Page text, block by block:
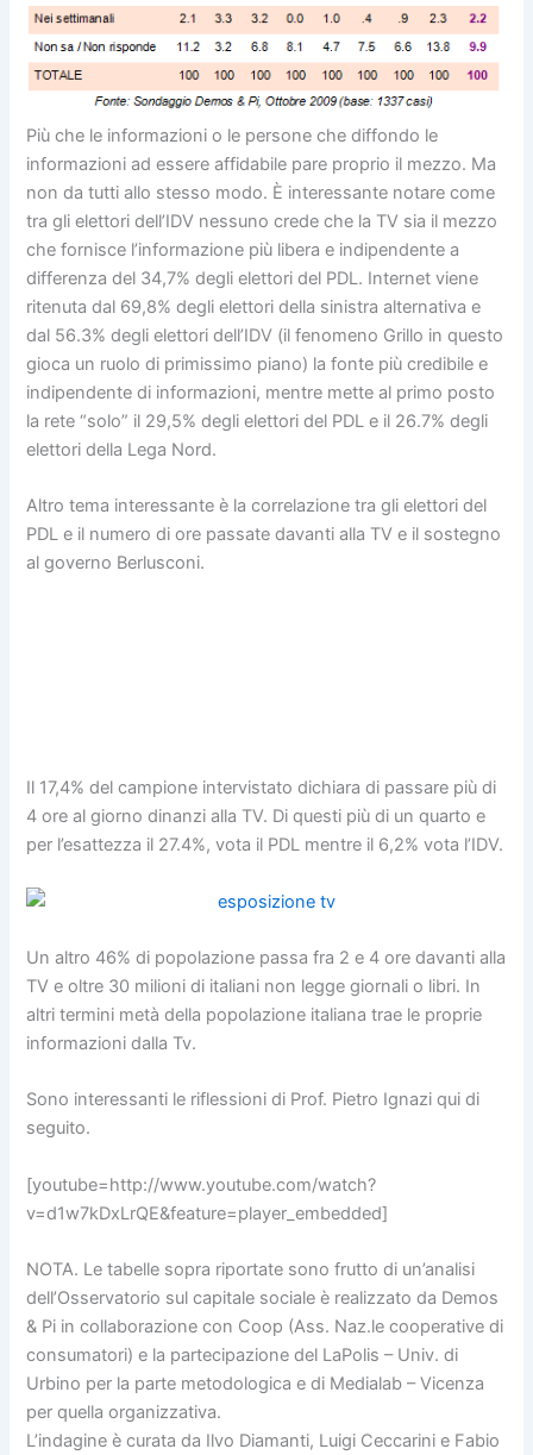
Più che le informazioni o le persone che diffondo le
informazioni ad essere affidabile pare proprio il mezzo. Ma
non da tutti allo stesso modo. È interessante notare come
tra gli elettori dell’IDV nessuno crede che la TV sia il mezzo
che fornisce l’informazione più libera e indipendente a
differenza del 34,7% degli elettori del PDL. Internet viene
ritenuta dal 69,8% degli elettori della sinistra alternativa e
dal 56.3% degli elettori dell’IDV (il fenomeno Grillo in questo
gioca un ruolo di primissimo piano) la fonte più credibile e
indipendente di informazioni, mentre mette al primo posto
la rete “solo” il 29,5% degli elettori del PDL e il 26.7% degli
elettori della Lega Nord.
Altro tema interessante è la correlazione tra gli elettori del
PDL e il numero di ore passate davanti alla TV e il sostegno
al governo Berlusconi.
Il 17,4% del campione intervistato dichiara di passare più di
4 ore al giorno dinanzi alla TV. Di questi più di un quarto e
per l’esattezza il 27.4%, vota il PDL mentre il 6,2% vota l’IDV.
Un altro 46% di popolazione passa fra 2 e 4 ore davanti alla
TV e oltre 30 milioni di italiani non legge giornali o libri. In
altri termini metà della popolazione italiana trae le proprie
informazioni dalla Tv.
Sono interessanti le riflessioni di Prof. Pietro Ignazi qui di
seguito.
[youtube=http://www.youtube.com/watch?
v=d1w7kDxLrQE&feature=player_embedded]
NOTA. Le tabelle sopra riportate sono frutto di un’analisi
dell’Osservatorio sul capitale sociale è realizzato da Demos
& Pi in collaborazione con Coop (Ass. Naz.le cooperative di
consumatori) e la partecipazione del LaPolis – Univ. di
Urbino per la parte metodologica e di Medialab – Vicenza
per quella organizzativa.
L’indagine è curata da Ilvo Diamanti, Luigi Ceccarini e Fabio